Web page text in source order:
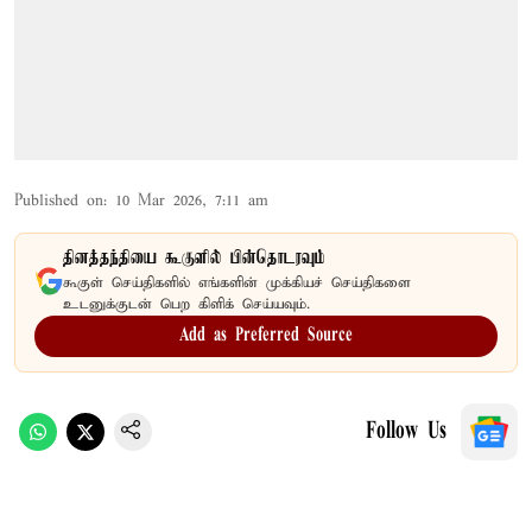
Published on: 10 Mar 2026, 7:11 am
தினத்தந்தியை கூகுளில் பின்தொடரவும்
கூகுள் செய்திகளில் எங்களின் முக்கியச் செய்திகளை
உடனுக்குடன் பெற கிளிக் செய்யவும்.
Add as Preferred Source
Follow Us